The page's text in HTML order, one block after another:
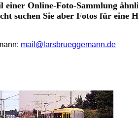
einer Online-Foto-Sammlung
suchen Sie aber Fotos für eine
mail@larsbrueggemann.de